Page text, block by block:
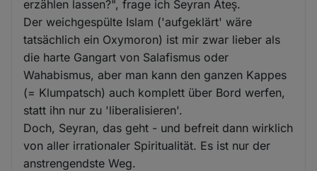
erzählen lassen?", frage ich Seyran Ateş.
Der weichgespülte Islam ('aufgeklärt' wäre
tatsächlich ein Oxymoron) ist mir zwar lieber als
die harte Gangart von Salafismus oder
Wahabismus, aber man kann den ganzen Kappes
(= Klumpatsch) auch komplett über Bord werfen,
statt ihn nur zu 'liberalisieren'.
Doch, Seyran, das geht - und befreit dann wirklich
von aller irrationaler Spiritualität. Es ist nur der
anstrengendste Weg.